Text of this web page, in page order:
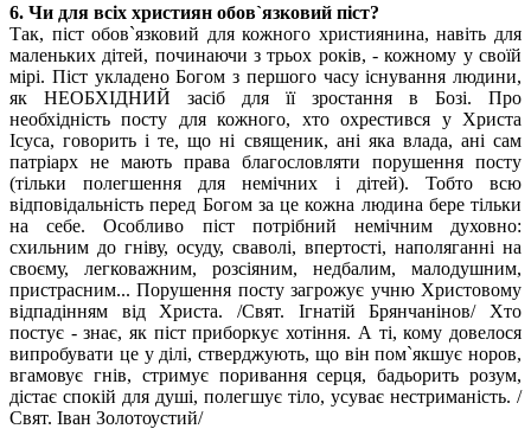
6. Чи для всіх християн обов`язковий піст?
Так, піст обов`язковий для кожного християнина, навіть для
маленьких дітей, починаючи з трьох років, - кожному у своїй
мірі. Піст укладено Богом з першого часу існування людини,
як НЕОБХІДНИЙ засіб для її зростання в Бозі. Про
необхідність посту для кожного, хто охрестився у Христа
Ісуса, говорить і те, що ні священик, ані яка влада, ані сам
патріарх не мають права благословляти порушення посту
(тільки полегшення для немічних і дітей). Тобто всю
відповідальність перед Богом за це кожна людина бере тільки
на себе. Особливо піст потрібний немічним духовно:
схильним до гніву, осуду, сваволі, впертості, наполяганні на
своєму, легковажним, розсіяним, недбалим, малодушним,
пристрасним... Порушення посту загрожує учню Христовому
відпадінням від Христа. /Свят. Ігнатій Брянчанінов/ Хто
постує - знає, як піст приборкує хотіння. А ті, кому довелося
випробувати це у ділі, стверджують, що він пом`якшує норов,
вгамовує гнів, стримує поривання серця, бадьорить розум,
дістає спокій для душі, полегшує тіло, усуває нестриманість. /
Свят. Іван Золотоустий/